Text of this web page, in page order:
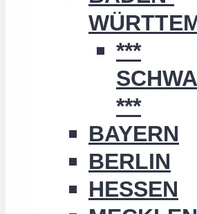
***
***
BAYERN
BERLIN
HESSEN